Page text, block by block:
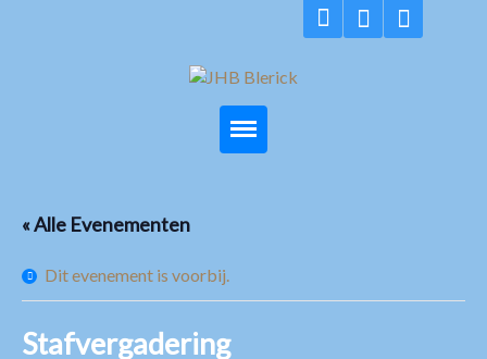
Groepen
Vereniging
Lidmaatschap
« Alle Evenementen
Dit evenement is voorbij.
Stafvergadering